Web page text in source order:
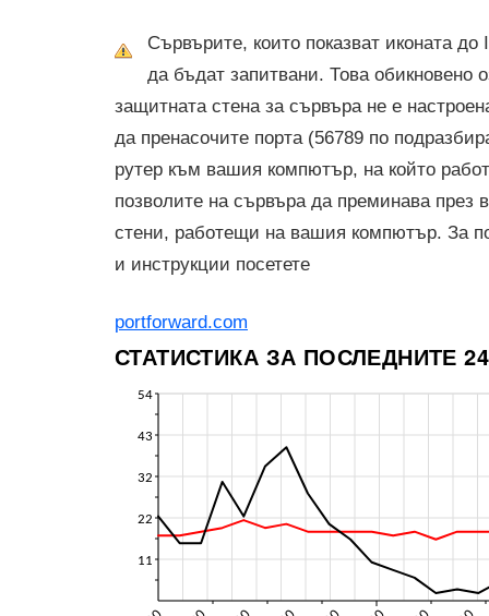
Сървърите, които показват иконата до
да бъдат запитвани. Това обикновено
защитната стена за сървъра не е
да пренасочите порта (56789 по
рутер към вашия компютър, на който
позволите на сървъра да преминава през
стени, работещи на вашия компютър. За
и инструкции посетете
portforward.com
СТАТИСТИКА ЗА ПОСЛЕДНИТЕ